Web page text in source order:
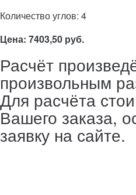
Количество углов: 4
Цена: 7403,50 руб.
Расчёт
произвольным
Для расчёта
Вашего заказа,
заявку на сайте.